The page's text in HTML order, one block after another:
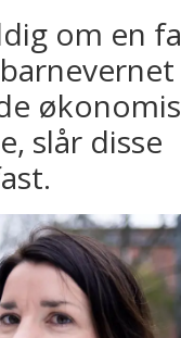
om en
slår disse